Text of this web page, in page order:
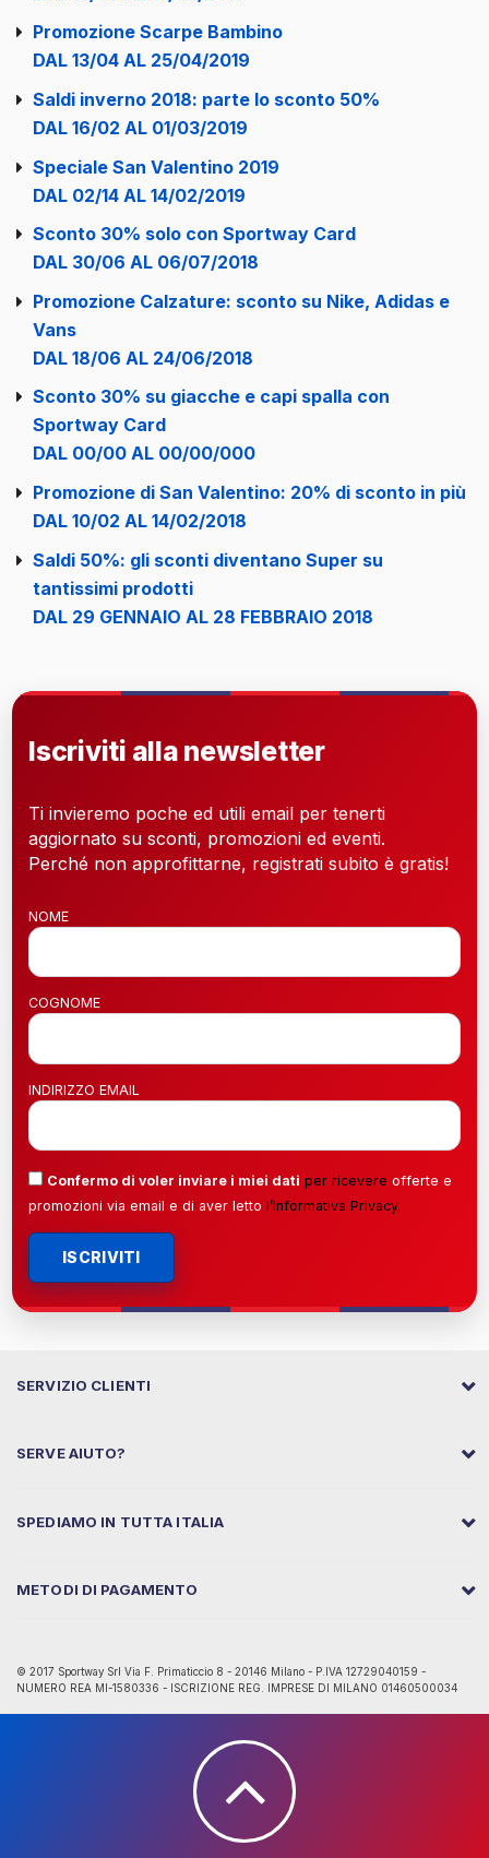
Promozione Scarpe Bambino
DAL 13/04 AL 25/04/2019
Saldi inverno 2018: parte lo sconto 50%
DAL 16/02 AL 01/03/2019
Speciale San Valentino 2019
DAL 02/14 AL 14/02/2019
Sconto 30% solo con Sportway Card
DAL 30/06 AL 06/07/2018
Promozione Calzature: sconto su Nike, Adidas e
Vans
DAL 18/06 AL 24/06/2018
Sconto 30% su giacche e capi spalla con
Sportway Card
DAL 00/00 AL 00/00/000
Promozione di San Valentino: 20% di sconto in più
DAL 10/02 AL 14/02/2018
Saldi 50%: gli sconti diventano Super su
tantissimi prodotti
DAL 29 GENNAIO AL 28 FEBBRAIO 2018
Iscriviti alla newsletter
Ti invieremo poche ed utili email per tenerti
aggiornato su sconti, promozioni ed eventi.
Perché non approfittarne, registrati subito è gratis!
NOME
COGNOME
INDIRIZZO EMAIL
Confermo di voler inviare i miei dati per ricevere offerte e
promozioni via email e di aver letto l’Informativa Privacy.
ISCRIVITI
SERVIZIO CLIENTI
SERVE AIUTO?
SPEDIAMO IN TUTTA ITALIA
METODI DI PAGAMENTO
© 2017 Sportway Srl Via F. Primaticcio 8 - 20146 Milano - P.IVA 12729040159 -
NUMERO REA MI-1580336 - ISCRIZIONE REG. IMPRESE DI MILANO 01460500034